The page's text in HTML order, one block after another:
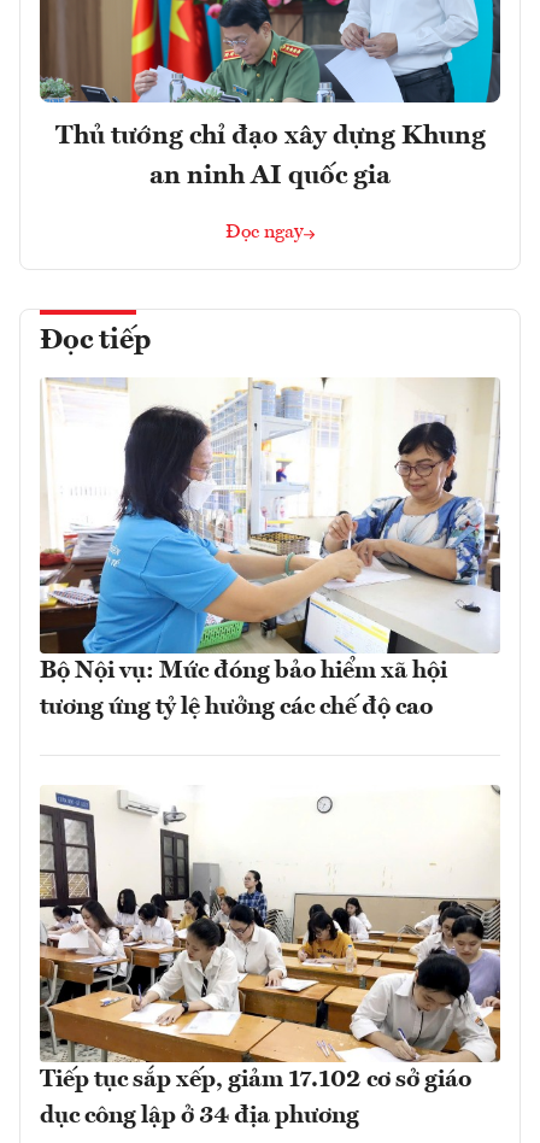
Thủ tướng chỉ đạo xây dựng Khung
an ninh AI quốc gia
Đọc ngay
Đọc tiếp
Bộ Nội vụ: Mức đóng bảo hiểm xã hội
tương ứng tỷ lệ hưởng các chế độ cao
Tiếp tục sắp xếp, giảm 17.102 cơ sở giáo
dục công lập ở 34 địa phương